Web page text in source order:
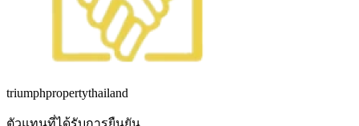
triumphpropertythailand
ตัวแทนที่ได้รับการยืนยัน